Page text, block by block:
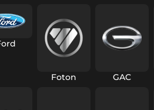
Foton GAC